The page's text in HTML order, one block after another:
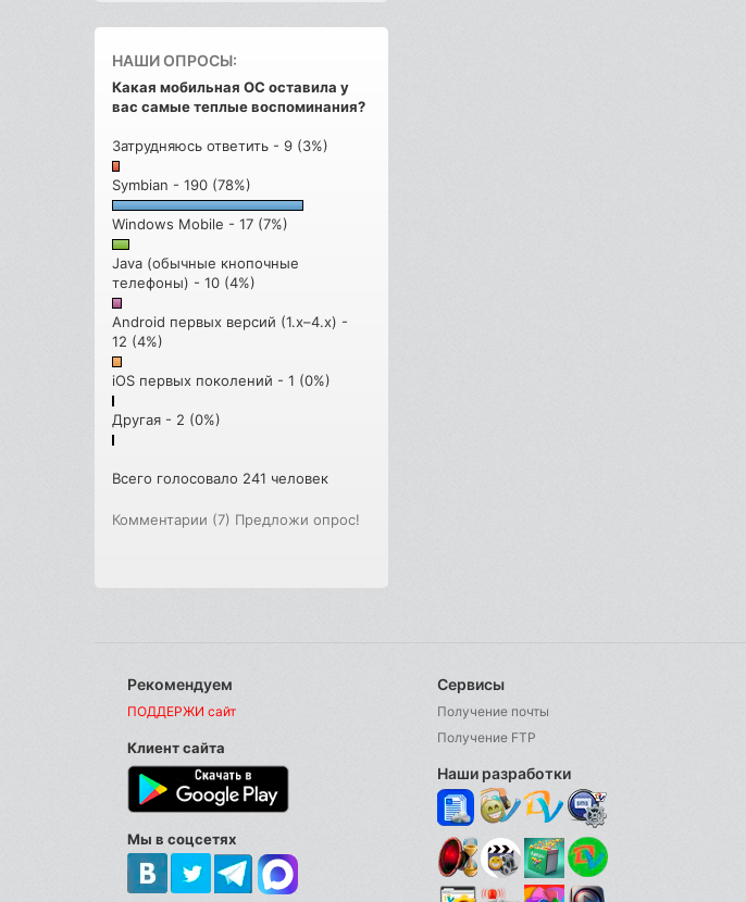
НАШИ ОПРОСЫ:
Какая мобильная ОС оставила у
вас самые теплые воспоминания?
Затрудняюсь ответить - 9 (3%)
Symbian - 190 (78%)
Windows Mobile - 17 (7%)
Java (обычные кнопочные
телефоны) - 10 (4%)
Android первых версий (1.x–4.x) -
12 (4%)
iOS первых поколений - 1 (0%)
Другая - 2 (0%)
Всего голосовало 241 человек
Комментарии (7) Предложи опрос!
Рекомендуем
ПОДДЕРЖИ сайт
Клиент сайта
Мы в соцсетях
Сервисы
Получение почты
Получение FTP
Наши разработки